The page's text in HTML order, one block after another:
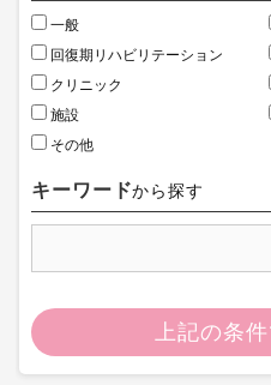
一般
回復期リハビリテーション
クリニック
施設
その他
キーワードから探す
上記の条